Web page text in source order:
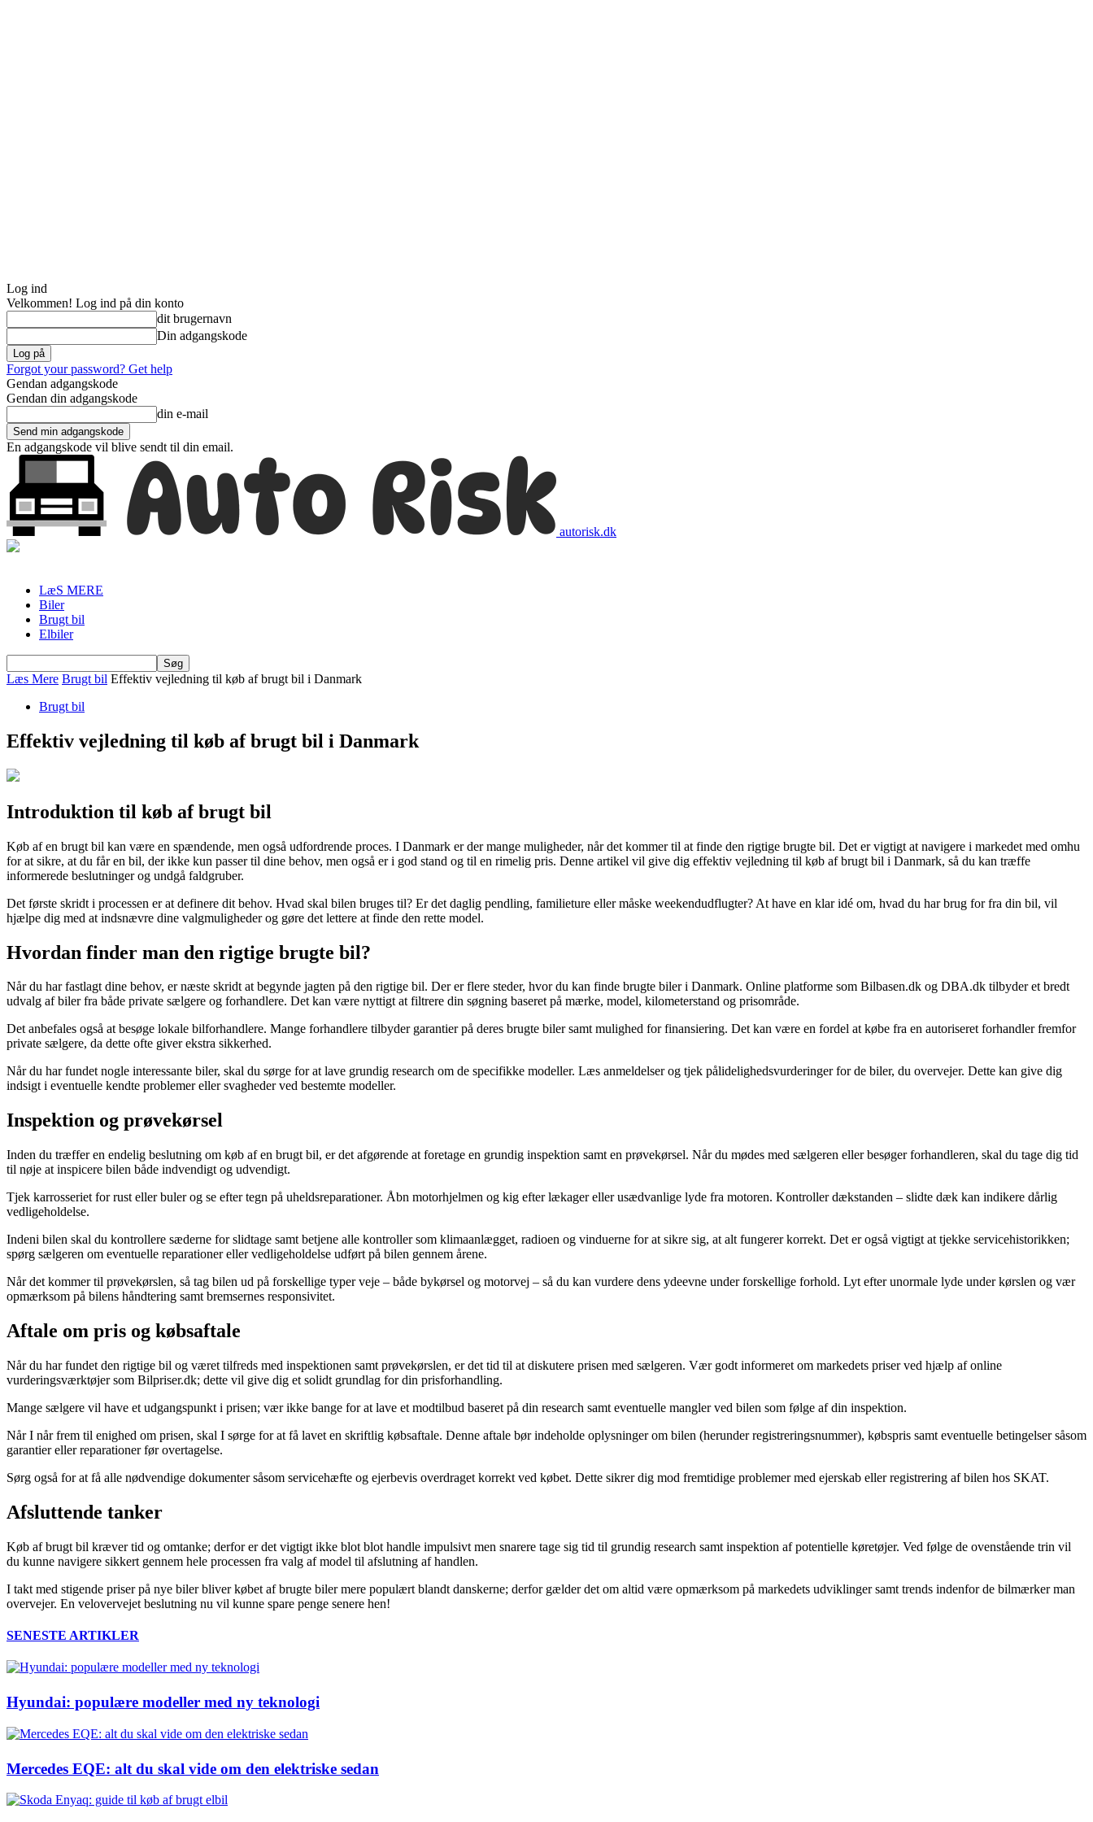
Log ind
Velkommen! Log ind på din konto
dit brugernavn
Din adgangskode
Forgot your password? Get help
Gendan adgangskode
Gendan din adgangskode
din e-mail
En adgangskode vil blive sendt til din email.
autorisk.dk
LæS MERE
Biler
Brugt bil
Elbiler
Læs Mere Brugt bil Effektiv vejledning til køb af brugt bil i Danmark
Brugt bil
Effektiv vejledning til køb af brugt bil i Danmark
Introduktion til køb af brugt bil
Køb af en brugt bil kan være en spændende, men også udfordrende proces. I Danmark er der mange muligheder, når det kommer til at finde den rigtige brugte bil. Det er vigtigt at navigere i markedet med omhu
for at sikre, at du får en bil, der ikke kun passer til dine behov, men også er i god stand og til en rimelig pris. Denne artikel vil give dig effektiv vejledning til køb af brugt bil i Danmark, så du kan træffe
informerede beslutninger og undgå faldgruber.
Det første skridt i processen er at definere dit behov. Hvad skal bilen bruges til? Er det daglig pendling, familieture eller måske weekendudflugter? At have en klar idé om, hvad du har brug for fra din bil, vil
hjælpe dig med at indsnævre dine valgmuligheder og gøre det lettere at finde den rette model.
Hvordan finder man den rigtige brugte bil?
Når du har fastlagt dine behov, er næste skridt at begynde jagten på den rigtige bil. Der er flere steder, hvor du kan finde brugte biler i Danmark. Online platforme som Bilbasen.dk og DBA.dk tilbyder et bredt
udvalg af biler fra både private sælgere og forhandlere. Det kan være nyttigt at filtrere din søgning baseret på mærke, model, kilometerstand og prisområde.
Det anbefales også at besøge lokale bilforhandlere. Mange forhandlere tilbyder garantier på deres brugte biler samt mulighed for finansiering. Det kan være en fordel at købe fra en autoriseret forhandler fremfor
private sælgere, da dette ofte giver ekstra sikkerhed.
Når du har fundet nogle interessante biler, skal du sørge for at lave grundig research om de specifikke modeller. Læs anmeldelser og tjek pålidelighedsvurderinger for de biler, du overvejer. Dette kan give dig
indsigt i eventuelle kendte problemer eller svagheder ved bestemte modeller.
Inspektion og prøvekørsel
Inden du træffer en endelig beslutning om køb af en brugt bil, er det afgørende at foretage en grundig inspektion samt en prøvekørsel. Når du mødes med sælgeren eller besøger forhandleren, skal du tage dig tid
til nøje at inspicere bilen både indvendigt og udvendigt.
Tjek karrosseriet for rust eller buler og se efter tegn på uheldsreparationer. Åbn motorhjelmen og kig efter lækager eller usædvanlige lyde fra motoren. Kontroller dækstanden – slidte dæk kan indikere dårlig
vedligeholdelse.
Indeni bilen skal du kontrollere sæderne for slidtage samt betjene alle kontroller som klimaanlægget, radioen og vinduerne for at sikre sig, at alt fungerer korrekt. Det er også vigtigt at tjekke servicehistorikken;
spørg sælgeren om eventuelle reparationer eller vedligeholdelse udført på bilen gennem årene.
Når det kommer til prøvekørslen, så tag bilen ud på forskellige typer veje – både bykørsel og motorvej – så du kan vurdere dens ydeevne under forskellige forhold. Lyt efter unormale lyde under kørslen og vær
opmærksom på bilens håndtering samt bremsernes responsivitet.
Aftale om pris og købsaftale
Når du har fundet den rigtige bil og været tilfreds med inspektionen samt prøvekørslen, er det tid til at diskutere prisen med sælgeren. Vær godt informeret om markedets priser ved hjælp af online
vurderingsværktøjer som Bilpriser.dk; dette vil give dig et solidt grundlag for din prisforhandling.
Mange sælgere vil have et udgangspunkt i prisen; vær ikke bange for at lave et modtilbud baseret på din research samt eventuelle mangler ved bilen som følge af din inspektion.
Når I når frem til enighed om prisen, skal I sørge for at få lavet en skriftlig købsaftale. Denne aftale bør indeholde oplysninger om bilen (herunder registreringsnummer), købspris samt eventuelle betingelser såsom
garantier eller reparationer før overtagelse.
Sørg også for at få alle nødvendige dokumenter såsom servicehæfte og ejerbevis overdraget korrekt ved købet. Dette sikrer dig mod fremtidige problemer med ejerskab eller registrering af bilen hos SKAT.
Afsluttende tanker
Køb af brugt bil kræver tid og omtanke; derfor er det vigtigt ikke blot blot handle impulsivt men snarere tage sig tid til grundig research samt inspektion af potentielle køretøjer. Ved følge de ovenstående trin vil
du kunne navigere sikkert gennem hele processen fra valg af model til afslutning af handlen.
I takt med stigende priser på nye biler bliver købet af brugte biler mere populært blandt danskerne; derfor gælder det om altid være opmærksom på markedets udviklinger samt trends indenfor de bilmærker man
overvejer. En velovervejet beslutning nu vil kunne spare penge senere hen!
SENESTE ARTIKLER
Hyundai: populære modeller med ny teknologi
Mercedes EQE: alt du skal vide om den elektriske sedan